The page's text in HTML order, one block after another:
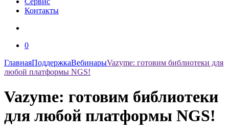
Контакты
0
ГлавнаяПоддержкаВебинарыVazyme: готовим библиотеки для
любой платформы NGS!
Vazyme: готовим библиотеки
для любой платформы NGS!